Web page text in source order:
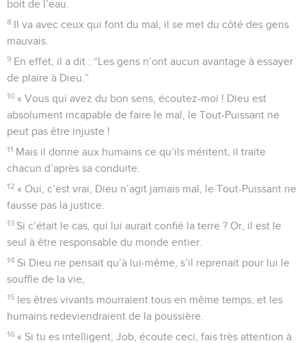
boit de l’eau.
8 Il va avec ceux qui font du mal, il se met du côté des gens
mauvais.
9 En effet, il a dit : “Les gens n’ont aucun avantage à essayer
de plaire à Dieu.”
10 « Vous qui avez du bon sens, écoutez-moi ! Dieu est
absolument incapable de faire le mal, le Tout-Puissant ne
peut pas être injuste !
11 Mais il donne aux humains ce qu’ils méritent, il traite
chacun d’après sa conduite.
12 « Oui, c’est vrai, Dieu n’agit jamais mal, le Tout-Puissant ne
fausse pas la justice.
13 Si c’était le cas, qui lui aurait confié la terre ? Or, il est le
seul à être responsable du monde entier.
14 Si Dieu ne pensait qu’à lui-même, s’il reprenait pour lui le
souffle de la vie,
15 les êtres vivants mourraient tous en même temps, et les
humains redeviendraient de la poussière.
16 « Si tu es intelligent, Job, écoute ceci, fais très attention à